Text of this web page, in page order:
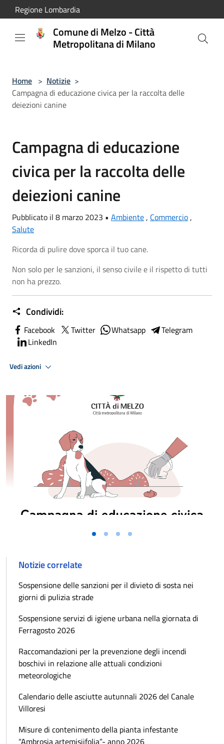
Salta al contenuto principale
Regione Lombardia
Comune di Melzo - Città
Metropolitana di Milano
Home > Notizie >
Campagna di educazione civica per la raccolta delle
deiezioni canine
Campagna di educazione
civica per la raccolta delle
deiezioni canine
Pubblicato il 8 marzo 2023 • Ambiente, Commercio,
Salute
Ricorda di pulire dove sporca il tuo cane.
Non solo per le sanzioni, il senso civile e il rispetto di tutti
non ha prezzo.
Condividi:
Facebook Twitter Whatsapp
Telegram
LinkedIn
Vedi azioni
Vai alla slide 1
Vai alla slide 2
Vai alla slide 3
Vai alla slide 4
Notizie correlate
Sospensione delle sanzioni per il divieto di sosta nei
giorni di pulizia strade
Sospensione servizi di igiene urbana nella giornata di
Ferragosto 2026
Raccomandazioni per la prevenzione degli incendi
boschivi in relazione alle attuali condizioni
meteorologiche
Calendario delle asciutte autunnali 2026 del Canale
Villoresi
Misure di contenimento della pianta infestante
“Ambrosia artemisiifolia”- anno 2026